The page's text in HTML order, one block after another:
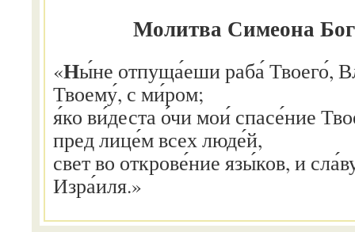
Молитва Симеона
«Ны́не отпуща́еши раба́ Твоего́,
Твоему́, с ми́ром;
я́ко ви́деста о́чи мои́ спасе́ние
пред лице́м всех люде́й,
свет во открове́ние язы́ков, и
Изра́иля.»